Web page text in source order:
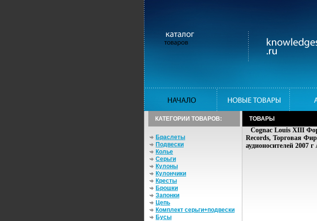
КАТЕГОРИИ ТОВАРОВ:
Браслеты
Подвески
Колье
Серьги
Кулоны
Кулончики
Кресты
Брошки
Запонки
Цепь
Комплект серьги+подвески
Бусы
ТОВАРЫ
Cognac Louis XIII
Records, Торговая
аудионосителей 2007